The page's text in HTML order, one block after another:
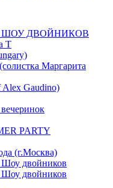
ШОУ ДВОЙНИКОВ
Т
Маргарита
Alex Gaudino)
PARTY
(г.Москва)
двойников
двойников